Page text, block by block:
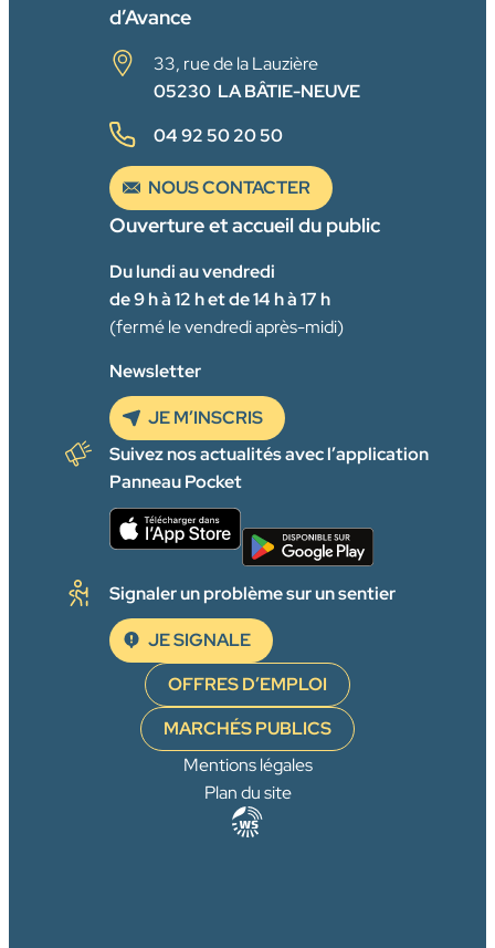
d’Avance
33, rue de la Lauzière
05230 LA BÂTIE-NEUVE
04 92 50 20 50
NOUS CONTACTER
Ouverture et accueil du public
Du lundi au vendredi
de 9 h à 12 h et de 14 h à 17 h
(fermé le vendredi après-midi)
Newsletter
JE M’INSCRIS
Suivez nos actualités avec l’application
Panneau Pocket
Signaler un problème sur un sentier
JE SIGNALE
OFFRES D’EMPLOI
MARCHÉS PUBLICS
Mentions légales
Plan du site
Agence